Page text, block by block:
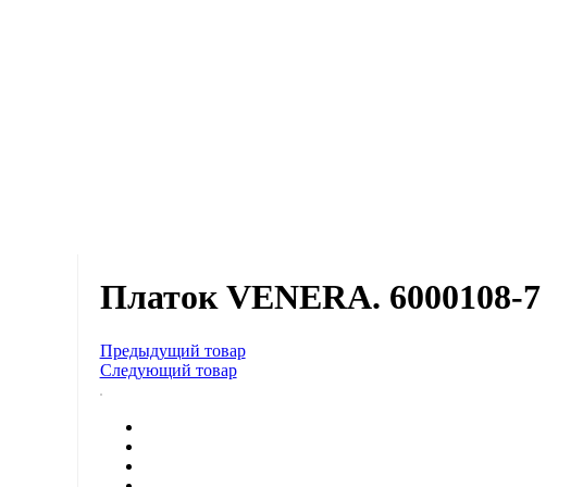
Платок VENERA. 6000108-7
Предыдущий товар
Следующий товар